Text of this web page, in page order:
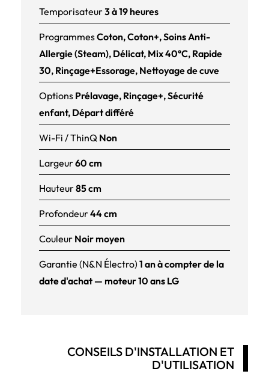
Temporisateur3 à 19 heures
ProgrammesCoton, Coton+, Soins Anti-
Allergie (Steam), Délicat, Mix 40°C, Rapide
30, Rinçage+Essorage, Nettoyage de cuve
Options Prélavage, Rinçage+, Sécurité
enfant, Départ différé
Wi-Fi / ThinQ Non
Largeur60 cm
Hauteur85 cm
Profondeur44 cm
Couleur Noir moyen
Garantie (N&N Électro) 1 an à compter de la
date d'achat — moteur 10 ans LG
CONSEILS D'INSTALLATION ET
D'UTILISATION